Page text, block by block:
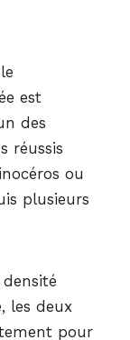
est
des
réussis
ou
plusieurs
les deux
pour